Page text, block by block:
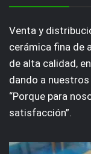
Venta y
cerámica fina de
de alta calidad,
dando a
“Porque para
satisfacción”.